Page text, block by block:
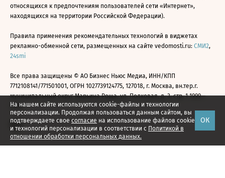
На нашем сайте используются cookie-файлы и технологии
персонализации. Продолжая пользоваться данным сайтом, вы
подтверждаете свое согласие на использование файлов cookie
и технологий персонализации в соответствии с Политикой в
отношении обработки персональных данных.
ОК
относящихся к предпочтениям пользователей сети «Интернет»,
находящихся на территории Российской Федерации).
Правила применения рекомендательных технологий в виджетах
рекламно-обменной сети, размещенных на сайте vedomosti.ru: СМИ2,
24smi
Все права защищены © АО Бизнес Ньюс Медиа, ИНН/КПП
7712108141/771501001, ОГРН 1027739124775, 127018, г. Москва, вн.тер.г.
муниципальный округ Марьина Роща, ул. Полковая, д. 3, стр. 1 1999—
2026